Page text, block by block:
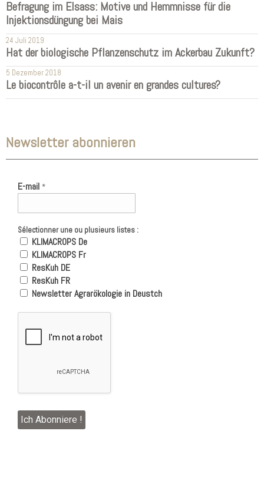
Befragung im Elsass: Motive und Hemmnisse für die
Injektionsdüngung bei Mais
24 Juli 2019
Hat der biologische Pflanzenschutz im Ackerbau Zukunft?
5 Dezember 2018
Le biocontrôle a-t-il un avenir en grandes cultures?
Newsletter abonnieren
E-mail *
Sélectionner une ou plusieurs listes :
KLIMACROPS De
KLIMACROPS Fr
ResKuh DE
ResKuh FR
Newsletter Agrarökologie in Deustch